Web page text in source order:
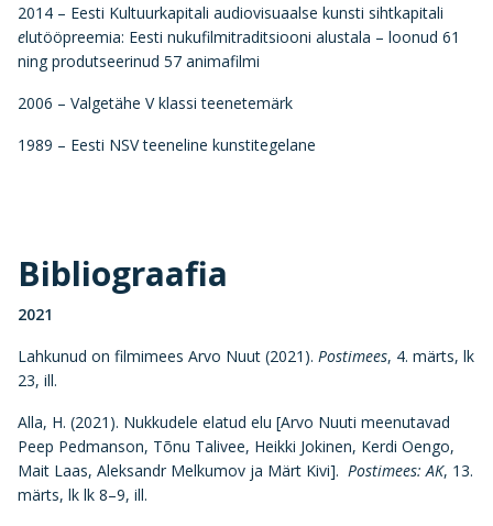
2014 – Eesti Kultuurkapitali audiovisuaalse kunsti sihtkapitali
elutööpreemia: Eesti nukufilmitraditsiooni alustala – loonud 61
ning produtseerinud 57 animafilmi
2006 – Valgetähe V klassi teenetemärk
1989 – Eesti NSV teeneline kunstitegelane
Bibliograafia
2021
Lahkunud on filmimees Arvo Nuut (2021). Postimees, 4. märts, lk
23, ill.
Alla, H. (2021). Nukkudele elatud elu [Arvo Nuuti meenutavad
Peep Pedmanson, Tõnu Talivee, Heikki Jokinen, Kerdi Oengo,
Mait Laas, Aleksandr Melkumov ja Märt Kivi]. Postimees: AK, 13.
märts, lk lk 8–9, ill.